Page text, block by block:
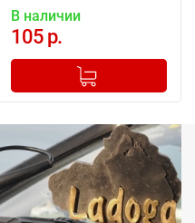
В наличии
105 р.
+
Добавлено в корзину